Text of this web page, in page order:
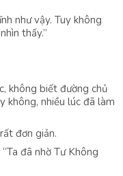
như vậy. Tuy không
thấy.”
không biết đường chủ
không, nhiều lúc đã làm
đơn giản.
đã nhờ Tư Không